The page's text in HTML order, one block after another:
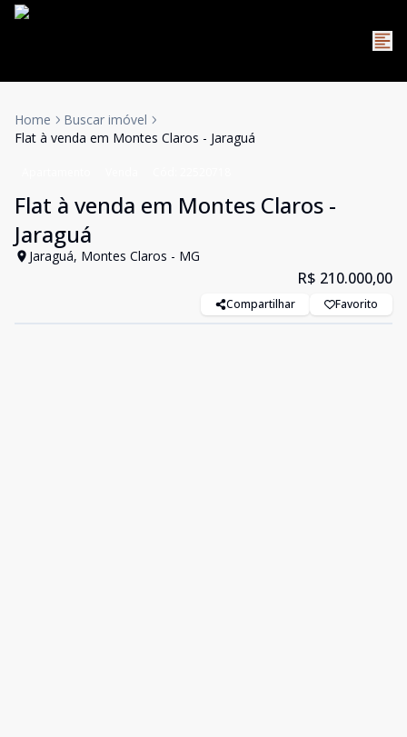
Home
Buscar imóvel
Flat à venda em Montes Claros - Jaraguá
Flat à venda em Montes Claros -
Jaraguá
Jaraguá, Montes Claros - MG
R$ 210.000,00
Compartilhar Favorito